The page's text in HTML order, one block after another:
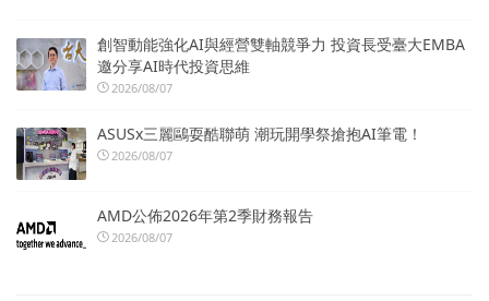
創智動能強化AI與經營雙軸競爭力 投資長受臺大EMBA
邀分享AI時代投資思維
2026/08/07
ASUSx三麗鷗耍酷聯萌 潮玩開學祭搶抱AI筆電！
2026/08/07
AMD公佈2026年第2季財務報告
2026/08/07